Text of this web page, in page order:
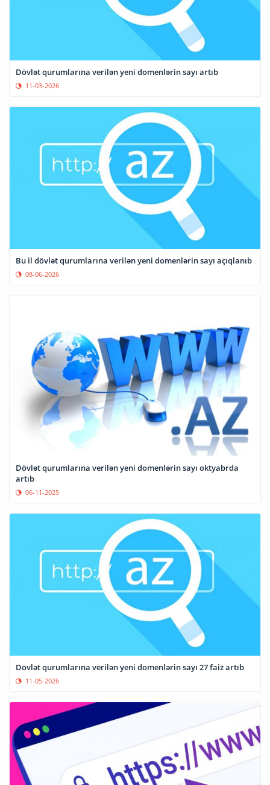
Dövlət qurumlarına verilən yeni domenlərin sayı artıb
11-03-2026
Bu il dövlət qurumlarına verilən yeni domenlərin sayı açıqlanıb
08-06-2026
Dövlət qurumlarına verilən yeni domenlərin sayı oktyabrda
artıb
06-11-2025
Dövlət qurumlarına verilən yeni domenlərin sayı 27 faiz artıb
11-05-2026